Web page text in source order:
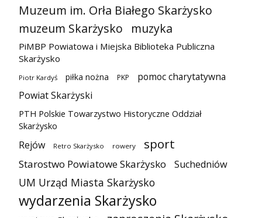
Muzeum im. Orła Białego Skarżysko
muzeum Skarżysko
muzyka
PiMBP Powiatowa i Miejska Biblioteka Publiczna
Skarżysko
Piotr Kardyś piłka nożna PKP
pomoc charytatywna
Powiat Skarżyski
PTH Polskie Towarzystwo Historyczne Oddział
Skarżysko
Rejów Retro Skarżysko rowery sport
Starostwo Powiatowe Skarżysko Suchedniów
UM Urząd Miasta Skarżysko
wydarzenia Skarżysko